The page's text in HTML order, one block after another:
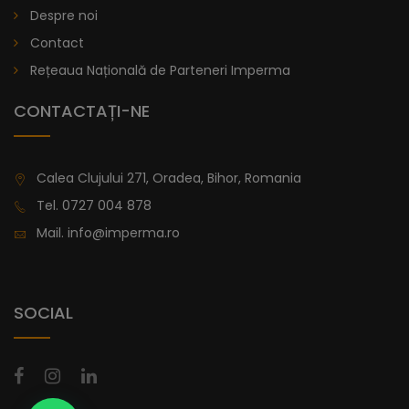
De la 996,47
Despre noi
Contact
Rețeaua Națională de Parteneri Imperma
CONTACTAȚI-NE
Calea Clujului 271, Oradea, Bihor, Romania
Tel. 0727 004 878
Mail. info@imperma.ro
SOCIAL